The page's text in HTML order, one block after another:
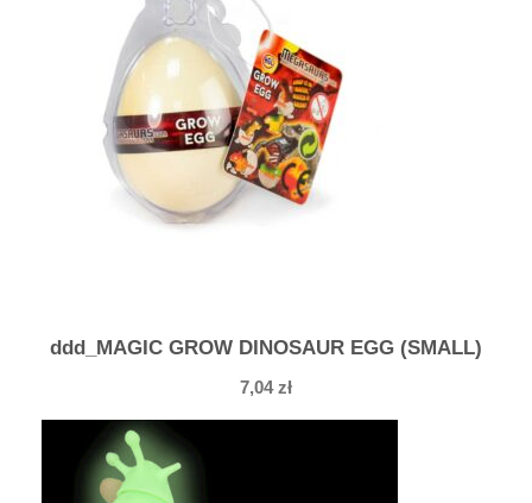
ddd_MAGIC GROW DINOSAUR EGG (SMALL)
7,04zł